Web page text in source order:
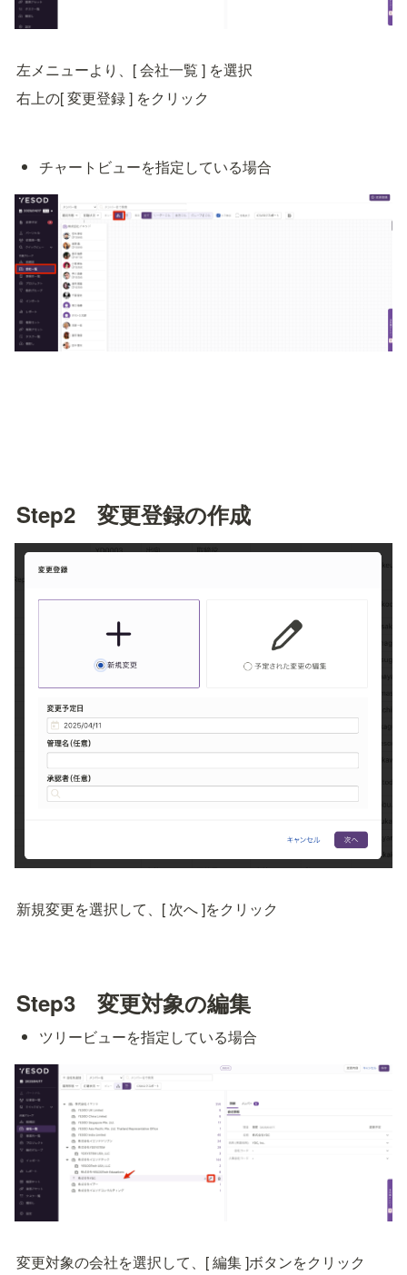
左メニューより、[ 会社一覧 ] を選択
右上の[ 変更登録 ] をクリック
チャートビューを指定している場合
Step2　変更登録の作成
新規変更を選択して、[ 次へ ]をクリック
Step3　変更対象の編集
ツリービューを指定している場合
変更対象の会社を選択して、[ 編集 ]ボタンをクリック